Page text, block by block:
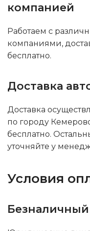
компанией
Работаем с
компаниями,
бесплатно.
Доставка
Доставка
по городу
бесплатно.
уточняйте у
Условия
Безналичный